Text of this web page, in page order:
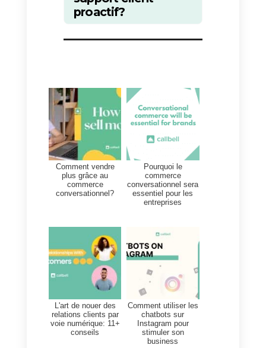
nouveaux produits et services.
proactif. En outre, cela facilitera la
conception de nouveaux produits
et l’identification d’opportunités
latentes sur votre marché, ce qui
vous amènera à être proactif
solutions pour améliorer la
satisfaction des clients et
sur le marché.
Conclusion